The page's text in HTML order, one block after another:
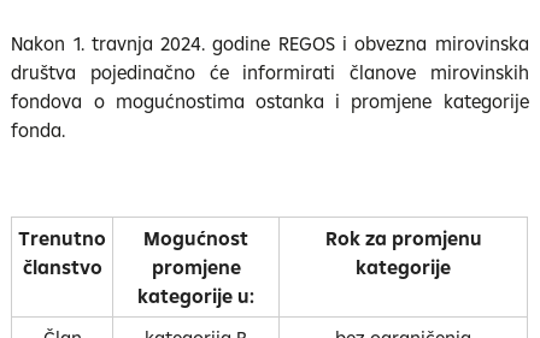
Nakon 1. travnja 2024. godine REGOS i obvezna mirovinska
društva pojedinačno će informirati članove mirovinskih
fondova o mogućnostima ostanka i promjene kategorije
fonda.
Trenutno
članstvo
Mogućnost
promjene
kategorije u:
Rok za promjenu
kategorije